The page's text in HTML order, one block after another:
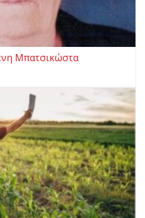
Μπατσικώστα